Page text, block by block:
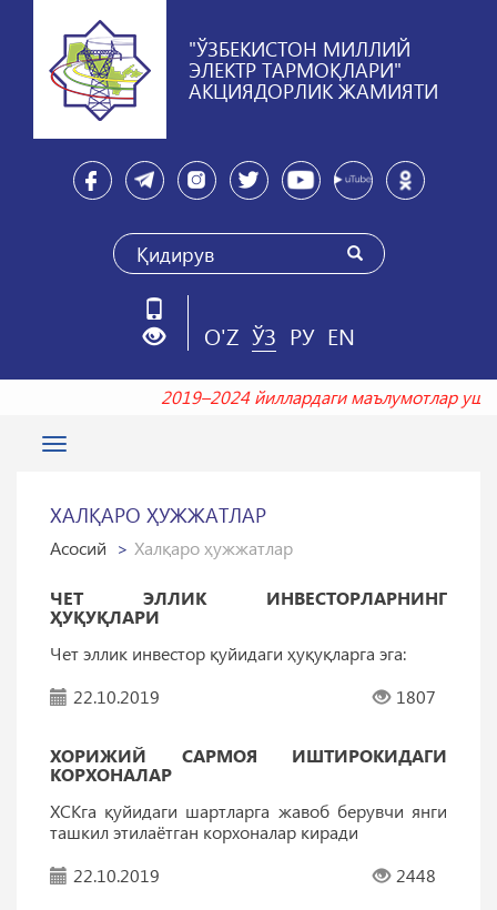
"ЎЗБЕКИСТОН МИЛЛИЙ
ЭЛЕКТР ТАРМОҚЛАРИ"
АКЦИЯДОРЛИК ЖАМИЯТИ
O'Z ЎЗ РУ EN
2019–2024 йиллардаги маълумотлар
Toggle
ХАЛҚАРО ҲУЖЖАТЛАР
Асосий Халқаро ҳужжатлар
ЧЕТ ЭЛЛИК ИНВЕСТОРЛАРНИНГ
ҲУҚУҚЛАРИ
Чет эллик инвестор қуйидаги ҳуқуқларга эга:
22.10.2019
1807
ХОРИЖИЙ САРМОЯ ИШТИРОКИДАГИ
КОРХОНАЛАР
ХСКга қуйидаги шартларга жавоб берувчи янги
ташкил этилаётган корхоналар киради
22.10.2019
2448